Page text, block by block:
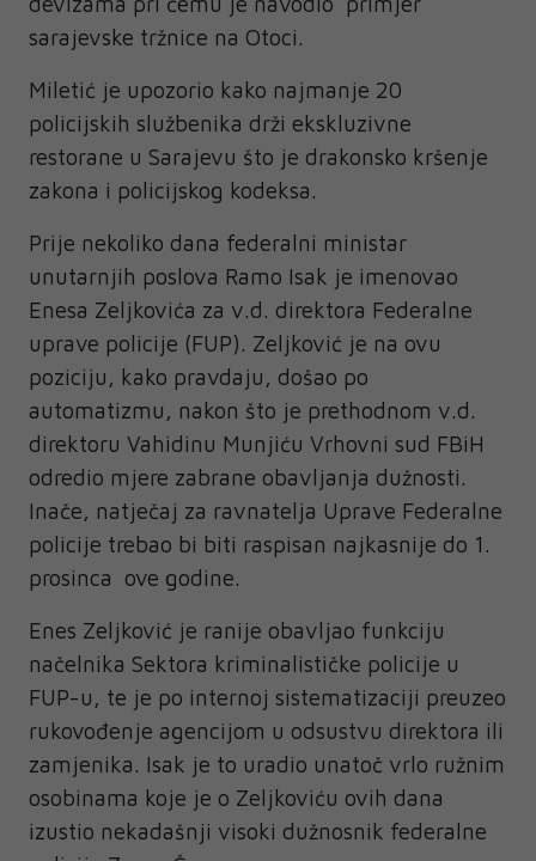
sarajevske tržnice na Otoci.
Miletić je upozorio kako najmanje 20
policijskih službenika drži ekskluzivne
restorane u Sarajevu što je drakonsko kršenje
zakona i policijskog kodeksa.
Prije nekoliko dana federalni ministar
unutarnjih poslova Ramo Isak je imenovao
Enesa Zeljkovića za v.d. direktora Federalne
uprave policije (FUP). Zeljković je na ovu
poziciju, kako pravdaju, došao po
automatizmu, nakon što je prethodnom v.d.
direktoru Vahidinu Munjiću Vrhovni sud FBiH
odredio mjere zabrane obavljanja dužnosti.
Inače, natječaj za ravnatelja Uprave Federalne
policije trebao bi biti raspisan najkasnije do 1.
prosinca ove godine.
Enes Zeljković je ranije obavljao funkciju
načelnika Sektora kriminalističke policije u
FUP-u, te je po internoj sistematizaciji preuzeo
rukovođenje agencijom u odsustvu direktora ili
zamjenika. Isak je to uradio unatoč vrlo ružnim
osobinama koje je o Zeljkoviću ovih dana
izustio nekadašnji visoki dužnosnik federalne